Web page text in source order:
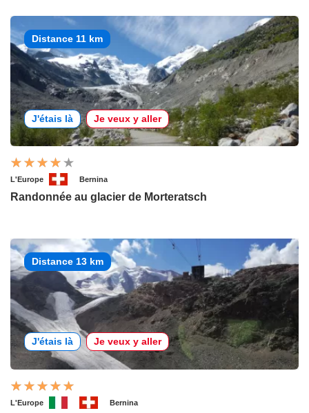
Distance 11 km
J'étais là Je veux y aller
L'Europe Bernina
Randonnée au glacier de Morteratsch
Distance 13 km
J'étais là Je veux y aller
L'Europe Bernina